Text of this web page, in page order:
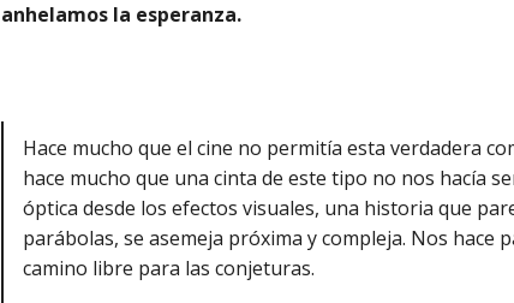
anhelamos la esperanza.
Hace mucho que el cine no permitía esta verdadera
hace mucho que una cinta de este tipo no nos hacía
óptica desde los efectos visuales, una historia que
parábolas, se asemeja próxima y compleja. Nos hace
camino libre para las conjeturas.